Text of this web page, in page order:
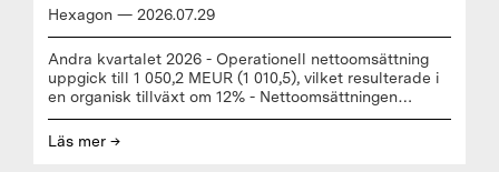
Hexagon — 2026.07.29
Andra kvartalet 2026 - Operationell nettoomsättning
uppgick till 1 050,2 MEUR (1 010,5), vilket resulterade i
en organisk tillväxt om 12% - Nettoomsättningen
inklusive förvärvade förutbetalda intäkter uppgick till 1
050,2 MEUR (1 009,8) - Justerad bruttovinst uppgick till
Läs mer →